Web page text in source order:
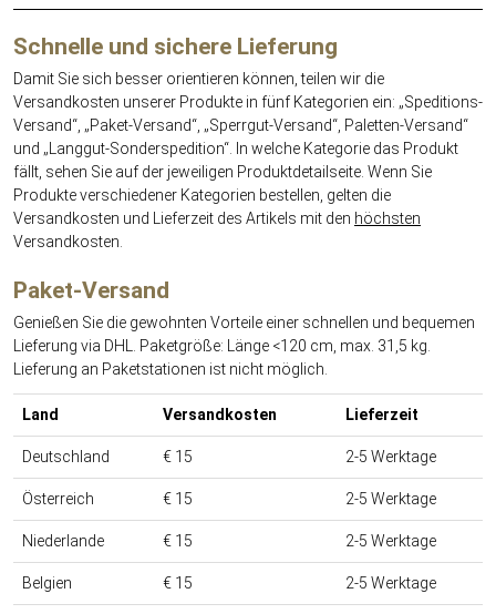
Gehen
direkt
zum
Hauptinhalt
dieser
Seite.
Schnelle und sichere Lieferung
Damit Sie sich besser orientieren können, teilen wir die
Versandkosten unserer Produkte in fünf Kategorien ein: „Speditions-
Versand“, „Paket-Versand“, „Sperrgut-Versand“, Paletten-Versand“
und „Langgut-Sonderspedition“. In welche Kategorie das Produkt
fällt, sehen Sie auf der jeweiligen Produktdetailseite. Wenn Sie
Produkte verschiedener Kategorien bestellen, gelten die
Versandkosten und Lieferzeit des Artikels mit den höchsten
Versandkosten.
Paket-Versand
Genießen Sie die gewohnten Vorteile einer schnellen und bequemen
Lieferung via DHL. Paketgröße: Länge <120 cm, max. 31,5 kg.
Lieferung an Paketstationen ist nicht möglich.
Land Versandkosten Lieferzeit
Deutschland € 15 2-5 Werktage
Österreich € 15 2-5 Werktage
Niederlande € 15 2-5 Werktage
Belgien € 15 2-5 Werktage